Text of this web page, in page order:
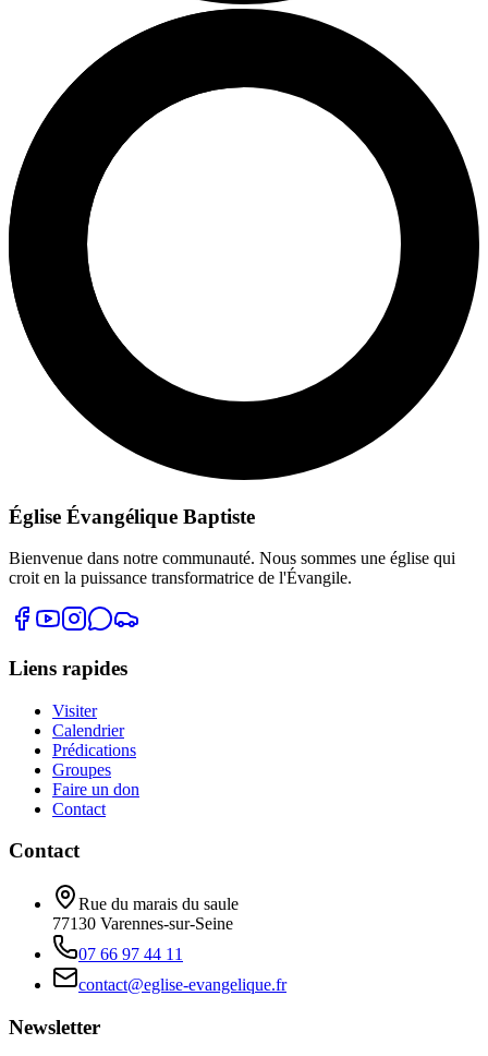
Église Évangélique Baptiste
Bienvenue dans notre communauté. Nous sommes une église qui
croit en la puissance transformatrice de l'Évangile.
Liens rapides
Visiter
Calendrier
Prédications
Groupes
Faire un don
Contact
Contact
Rue du marais du saule
77130 Varennes-sur-Seine
07 66 97 44 11
contact@eglise-evangelique.fr
Newsletter